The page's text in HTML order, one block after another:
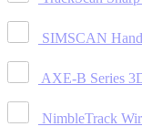
SIMSCAN
AXE-B Series
NimbleTrack